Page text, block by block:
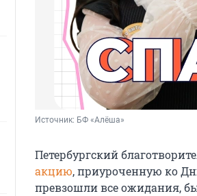
Источник: БФ «Алёша»
Петербургский
акцию, приуроченную ко
превзошли все ожидания,